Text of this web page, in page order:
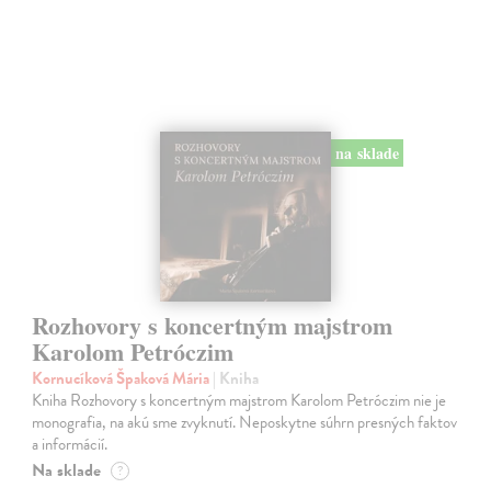
na sklade
Rozhovory s koncertným majstrom
Karolom Petróczim
Kornucíková Špaková Mária| Kniha
Kniha Rozhovory s koncertným majstrom Karolom Petróczim nie je
monografia, na akú sme zvyknutí. Neposkytne súhrn presných faktov
a informácií.
Na sklade ?